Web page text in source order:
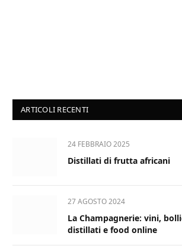
ARTICOLI RECENTI
24 FEBBRAIO 2025
Distillati di frutta africani
27 AGOSTO 2024
La Champagnerie: vini,
distillati e food online